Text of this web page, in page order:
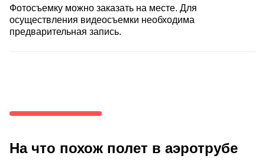
Фотосъемку можно заказать на месте. Для
осуществления видеосъемки необходима
предварительная запись.
На что похож полет в аэротрубе